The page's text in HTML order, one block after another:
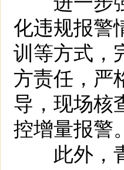
化违规报警
训等方式，
方责任，严
导，现场核
控增量报警。
此外，青